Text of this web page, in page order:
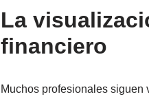
La
financiero
Muchos profesionales siguen